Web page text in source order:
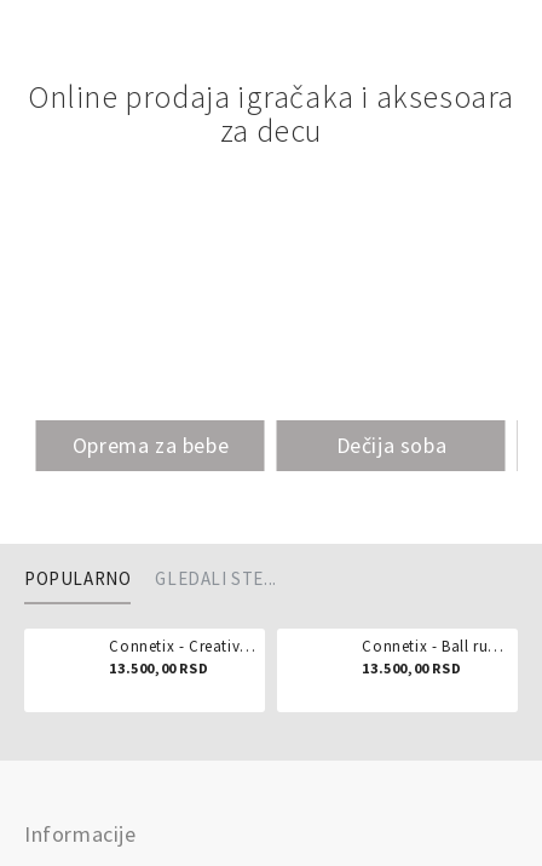
Online prodaja igračaka i aksesoara
za decu
Oprema za bebe Dečija soba
POPULARNO GLEDALI STE...
Connetix - Creative pack 102 dela
13.500,00 RSD
Connetix - Ball run pastel 106 delova
13.500,00 RSD
Informacije